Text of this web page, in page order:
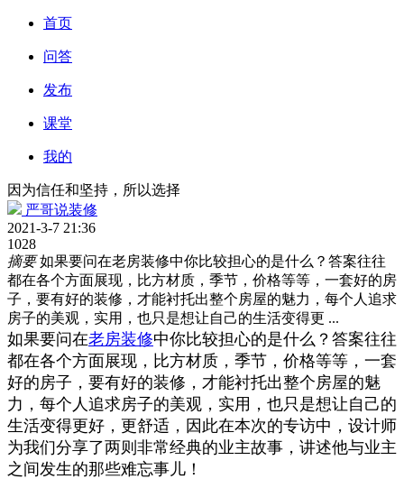
首页
问答
发布
课堂
我的
因为信任和坚持，所以选择
严哥说装修
2021-3-7 21:36
1028
摘要如果要问在老房装修中你比较担心的是什么？答案往往
都在各个方面展现，比方材质，季节，价格等等，一套好的房
子，要有好的装修，才能衬托出整个房屋的魅力，每个人追求
房子的美观，实用，也只是想让自己的生活变得更 ...
如果要问在老房装修中你比较担心的是什么？答案往往
都在各个方面展现，比方材质，季节，价格等等，一套
好的房子，要有好的装修，才能衬托出整个房屋的魅
力，每个人追求房子的美观，实用，也只是想让自己的
生活变得更好，更舒适，因此在本次的专访中，设计师
为我们分享了两则非常经典的业主故事，讲述他与业主
之间发生的那些难忘事儿！